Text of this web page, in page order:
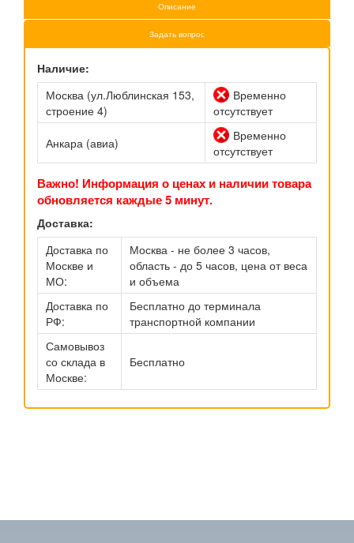
Описание
Задать вопрос
Наличие:
Москва (ул.Люблинская 153,
строение 4)
Временно
отсутствует
Анкара (авиа)
Временно
отсутствует
Важно! Информация о ценах и наличии товара
обновляется каждые 5 минут.
Доставка:
Доставка по
Москве и
МО:
Москва - не более 3 часов,
область - до 5 часов, цена от веса
и объема
Доставка по
РФ:
Бесплатно до терминала
транспортной компании
Самовывоз
со склада в
Москве:
Бесплатно